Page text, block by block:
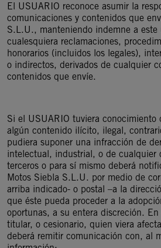
El USUARIO reconoce asumir la
comunicaciones y contenidos que
S.L.U., manteniendo indemne a este
cualesquiera reclamaciones,
honorarios (incluidos los legales),
o indirectos, derivados de cualquier
contenidos que envíe.
Si el USUARIO tuviera conocimiento
algún contenido ilícito, ilegal,
pudiera suponer una infracción de
intelectual, industrial, o de cualquier
terceros o para sí mismo deberá
Motos Siebla S.L.U. por medio de
arriba indicado- o postal –a la
que éste pueda proceder a la
oportunas, a su entera discreción.
titular, o cesionario, quien viera
deberá remitir comunicación con, al